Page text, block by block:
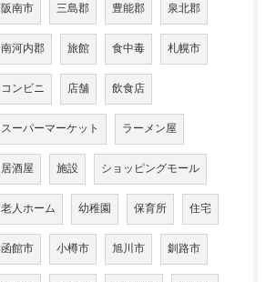
阪南市 三島郡 豊能郡 泉北郡
南河内郡 旅館 食中毒 札幌市
コンビニ 店舗 飲食店
スーパーマーケット ラーメン屋
居酒屋 施設 ショッピングモール
老人ホーム 幼稚園 保育所 住宅
函館市 小樽市 旭川市 釧路市